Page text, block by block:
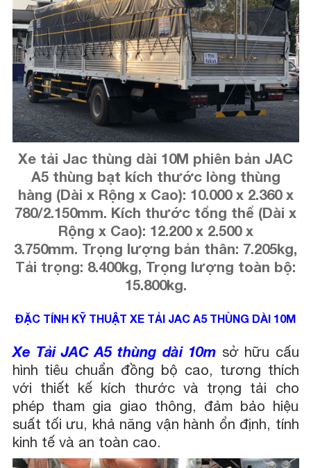
Xe tải Jac thùng dài 10M phiên bản JAC
A5 thùng bạt kích thước lòng thùng
hàng (Dài x Rộng x Cao): 10.000 x 2.360 x
780/2.150mm. Kích thước tổng thể (Dài x
Rộng x Cao): 12.200 x 2.500 x
3.750mm. Trọng lượng bản thân: 7.205kg,
Tải trọng: 8.400kg, Trọng lượng toàn bộ:
15.800kg.
ĐẶC TÍNH KỸ THUẬT XE TẢI JAC A5 THÙNG DÀI 10M
Xe Tải JAC A5 thùng dài 10m sở hữu cấu
hình tiêu chuẩn đồng bộ cao, tương thích
với thiết kế kích thước và trọng tải cho
phép tham gia giao thông, đảm bảo hiệu
suất tối ưu, khả năng vận hành ổn định, tính
kinh tế và an toàn cao.